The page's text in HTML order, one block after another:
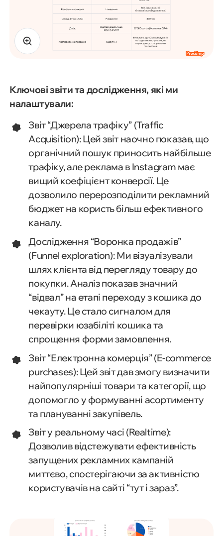
Ключові звіти та дослідження, які ми
налаштували:
Звіт “Джерела трафіку” (Traffic
Acquisition): Цей звіт наочно показав, що
органічний пошук приносить найбільше
трафіку, але реклама в Instagram має
вищий коефіцієнт конверсії. Це
дозволило перерозподілити рекламний
бюджет на користь більш ефективного
каналу.
Дослідження “Воронка продажів”
(Funnel exploration): Ми візуалізували
шлях клієнта від перегляду товару до
покупки. Аналіз показав значний
“відвал” на етапі переходу з кошика до
чекауту. Це стало сигналом для
перевірки юзабіліті кошика та
спрощення форми замовлення.
Звіт “Електронна комерція” (E-commerce
purchases): Цей звіт дав змогу визначити
найпопулярніші товари та категорії, що
допомогло у формуванні асортименту
та плануванні закупівель.
Звіт у реальному часі (Realtime):
Дозволив відстежувати ефективність
запущених рекламних кампаній
миттєво, спостерігаючи за активністю
користувачів на сайті “тут і зараз”.